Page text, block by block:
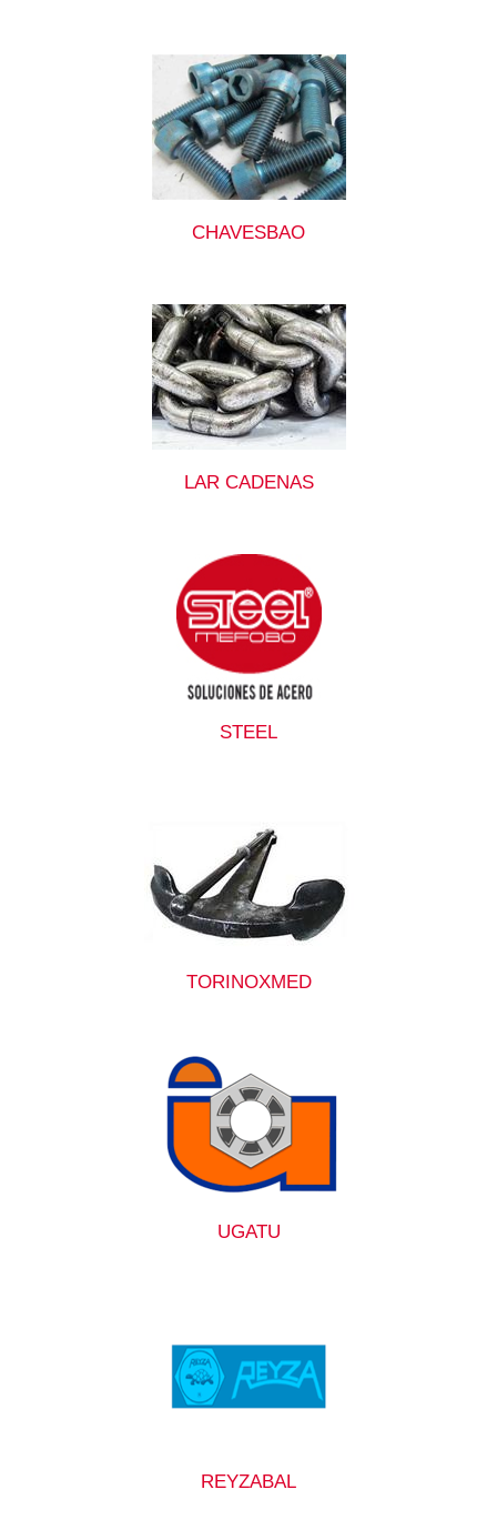
CHAVESBAO
LAR CADENAS
STEEL
TORINOXMED
UGATU
REYZABAL